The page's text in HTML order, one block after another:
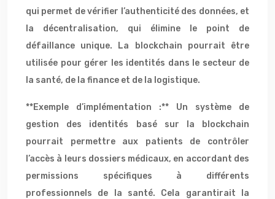
qui permet de vérifier l’authenticité des données, et
la décentralisation, qui élimine le point de
défaillance unique. La blockchain pourrait être
utilisée pour gérer les identités dans le secteur de
la santé, de la finance et de la logistique.
**Exemple d’implémentation :** Un système de
gestion des identités basé sur la blockchain
pourrait permettre aux patients de contrôler
l’accès à leurs dossiers médicaux, en accordant des
permissions spécifiques à différents
professionnels de la santé. Cela garantirait la